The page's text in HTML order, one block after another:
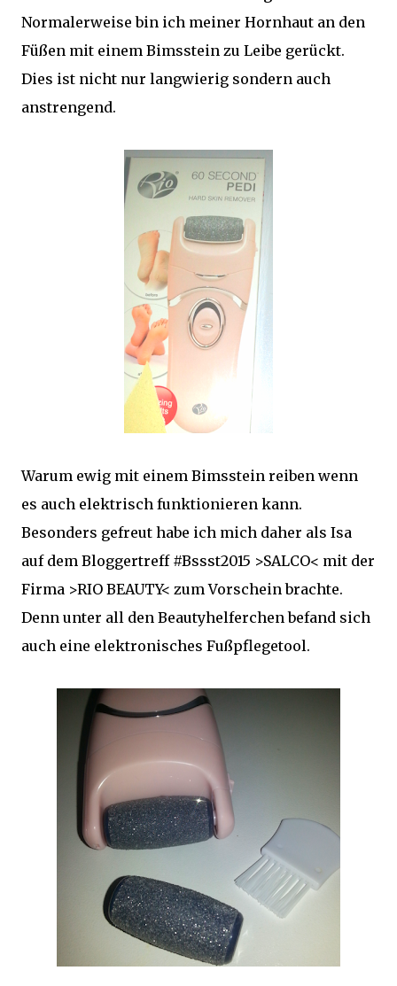
Normalerweise bin ich meiner Hornhaut an den
Füßen mit einem Bimsstein zu Leibe gerückt.
Dies ist nicht nur langwierig sondern auch
anstrengend.
Warum ewig mit einem Bimsstein reiben wenn
es auch elektrisch funktionieren kann.
Besonders gefreut habe ich mich daher als Isa
auf dem Bloggertreff #Bssst2015 >SALCO< mit der
Firma >RIO BEAUTY< zum Vorschein brachte.
Denn unter all den Beautyhelferchen befand sich
auch eine elektronisches Fußpflegetool.